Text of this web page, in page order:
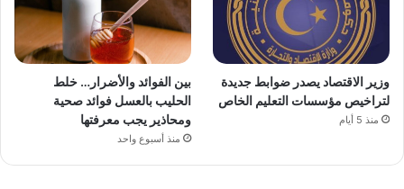
وزير الاقتصاد يصدر ضوابط جديدة
لتراخيص مؤسسات التعليم الخاص
منذ 5 أيام
بين الفوائد والأضرار… خلط
الحليب بالعسل فوائد صحية
ومحاذير يجب معرفتها
منذ أسبوع واحد